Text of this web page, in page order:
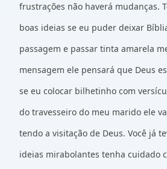
frustrações não haverá mudanças.
boas ideias se eu puder deixar
passagem e passar tinta amarela
mensagem ele pensará que Deus
se eu colocar bilhetinho com
do travesseiro do meu marido ele
tendo a visitação de Deus. Você já
ideias mirabolantes tenha cuidado